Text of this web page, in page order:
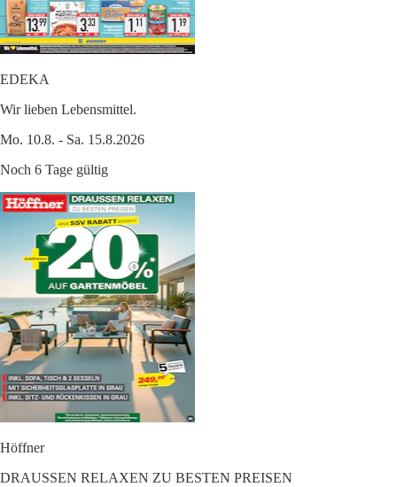
EDEKA
Wir lieben Lebensmittel.
Mo. 10.8. - Sa. 15.8.2026
Noch 6 Tage gültig
Höffner
DRAUSSEN RELAXEN ZU BESTEN PREISEN